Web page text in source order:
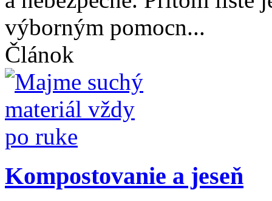
výborným pomocn...
Článok
Kompostovanie a jeseň